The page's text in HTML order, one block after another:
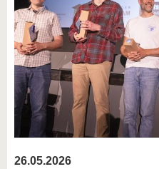
26.05.2026